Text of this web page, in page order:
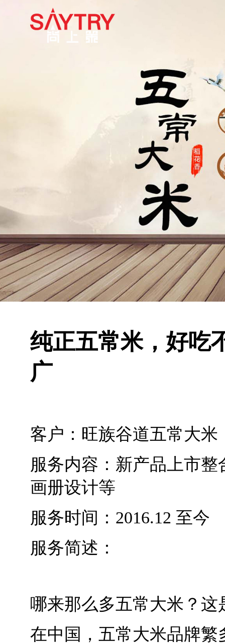
纯正五常米，好
广
客户：旺族谷道五常大米
服务内容：新产品上市
画册设计等
服务时间：2016.12 至今
服务简述：
哪来那么多五常大米？
在中国，五常大米品牌